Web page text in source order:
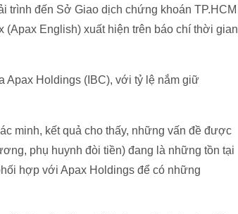
trình đến Sở Giao dịch chứng khoán TP.HCM
(Apax English) xuất hiện trên báo chí thời gian
Apax Holdings (IBC), với tỷ lệ nắm giữ
minh, kết quả cho thấy, những vấn đề được
phụ huynh đòi tiền) đang là những tồn tại
hợp với Apax Holdings để có những